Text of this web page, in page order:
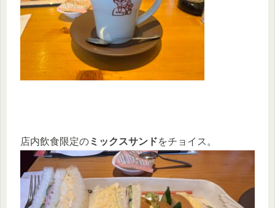
店内飲食限定のミックスサンドをチョイス。